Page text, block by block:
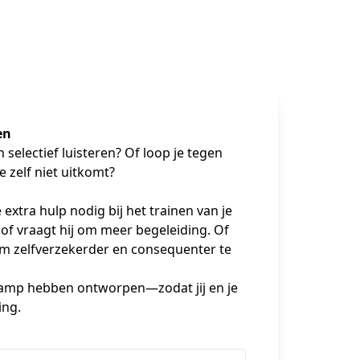
selectief luisteren? Of loop je tegen
zelf niet uitkomt?
hulp nodig bij het trainen van je
vraagt hij om meer begeleiding. Of
zelfverzekerder en consequenter te
hebben ontworpen—zodat jij en je